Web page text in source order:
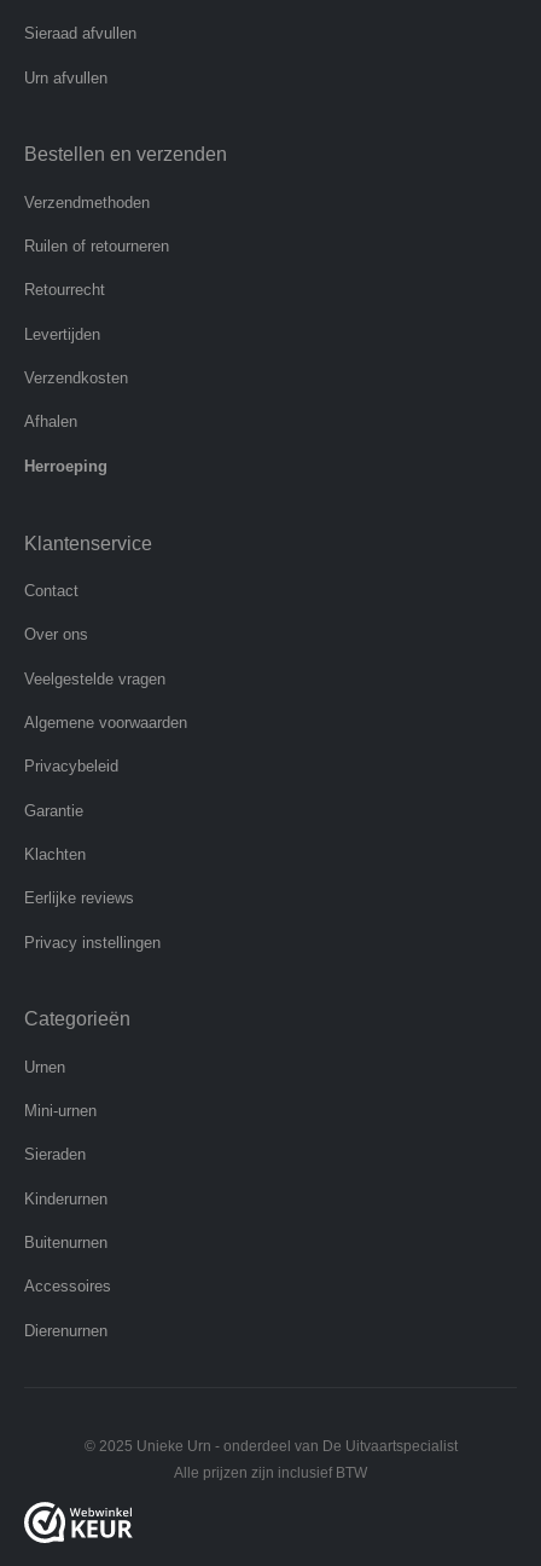
Sieraad afvullen
Urn afvullen
Bestellen en verzenden
Verzendmethoden
Ruilen of retourneren
Retourrecht
Levertijden
Verzendkosten
Afhalen
Herroeping
Klantenservice
Contact
Over ons
Veelgestelde vragen
Algemene voorwaarden
Privacybeleid
Garantie
Klachten
Eerlijke reviews
Privacy instellingen
Categorieën
Urnen
Mini-urnen
Sieraden
Kinderurnen
Buitenurnen
Accessoires
Dierenurnen
© 2025 Unieke Urn - onderdeel van De Uitvaartspecialist
Alle prijzen zijn inclusief BTW